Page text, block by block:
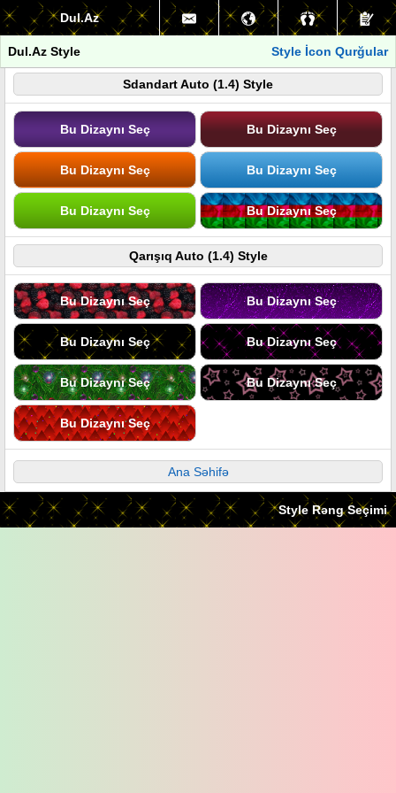
Dul.Az
Dul.Az Style Style İcon Qurğular
Sdandart Auto (1.4) Style
Bu Dizaynı Seç Bu Dizaynı Seç
Bu Dizaynı Seç Bu Dizaynı Seç
Bu Dizaynı Seç Bu Dizaynı Seç
Qarışıq Auto (1.4) Style
Bu Dizaynı Seç Bu Dizaynı Seç
Bu Dizaynı Seç Bu Dizaynı Seç
Bu Dizaynı Seç Bu Dizaynı Seç
Bu Dizaynı Seç
Ana Səhifə
Style Rəng Seçimi